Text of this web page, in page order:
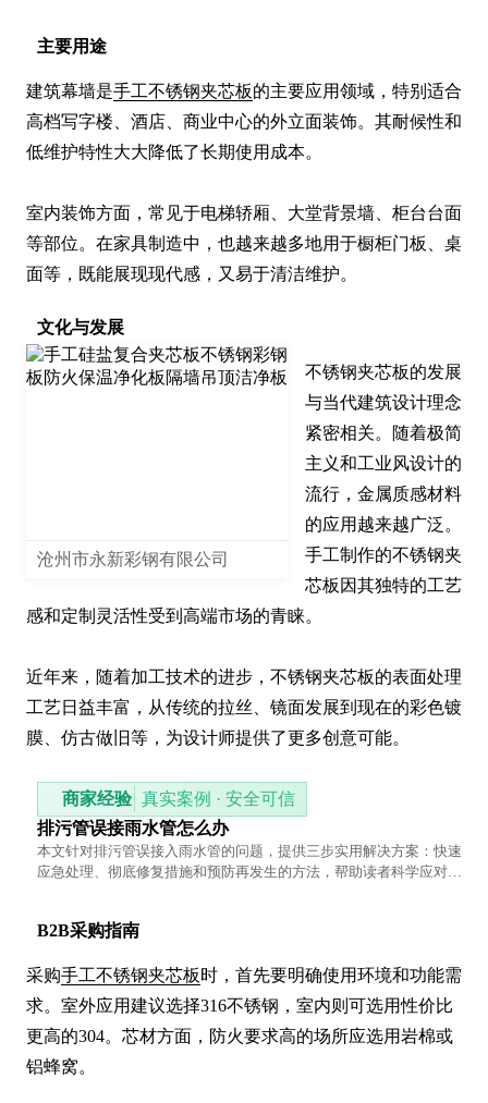
主要用途
建筑幕墙是手工不锈钢夹芯板的主要应用领域，特别适合
高档写字楼、酒店、商业中心的外立面装饰。其耐候性和
低维护特性大大降低了长期使用成本。
室内装饰方面，常见于电梯轿厢、大堂背景墙、柜台台面
等部位。在家具制造中，也越来越多地用于橱柜门板、桌
面等，既能展现现代感，又易于清洁维护。
文化与发展
沧州市永新彩钢有限公司
不锈钢夹芯板的发展
与当代建筑设计理念
紧密相关。随着极简
主义和工业风设计的
流行，金属质感材料
的应用越来越广泛。
手工制作的不锈钢夹
芯板因其独特的工艺
感和定制灵活性受到高端市场的青睐。
近年来，随着加工技术的进步，不锈钢夹芯板的表面处理
工艺日益丰富，从传统的拉丝、镜面发展到现在的彩色镀
膜、仿古做旧等，为设计师提供了更多创意可能。
商家经验 真实案例 · 安全可信
排污管误接雨水管怎么办
本文针对排污管误接入雨水管的问题，提供三步实用解决方案：快速
应急处理、彻底修复措施和预防再发生的方法，帮助读者科学应对管
B2B采购指南
采购手工不锈钢夹芯板时，首先要明确使用环境和功能需
求。室外应用建议选择316不锈钢，室内则可选用性价比
更高的304。芯材方面，防火要求高的场所应选用岩棉或
铝蜂窝。